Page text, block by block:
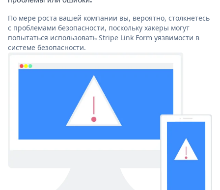
По мере роста вашей компании вы, вероятно, столкнетесь
с проблемами безопасности, поскольку хакеры могут
попытаться использовать Stripe Link Form уязвимости в
системе безопасности.